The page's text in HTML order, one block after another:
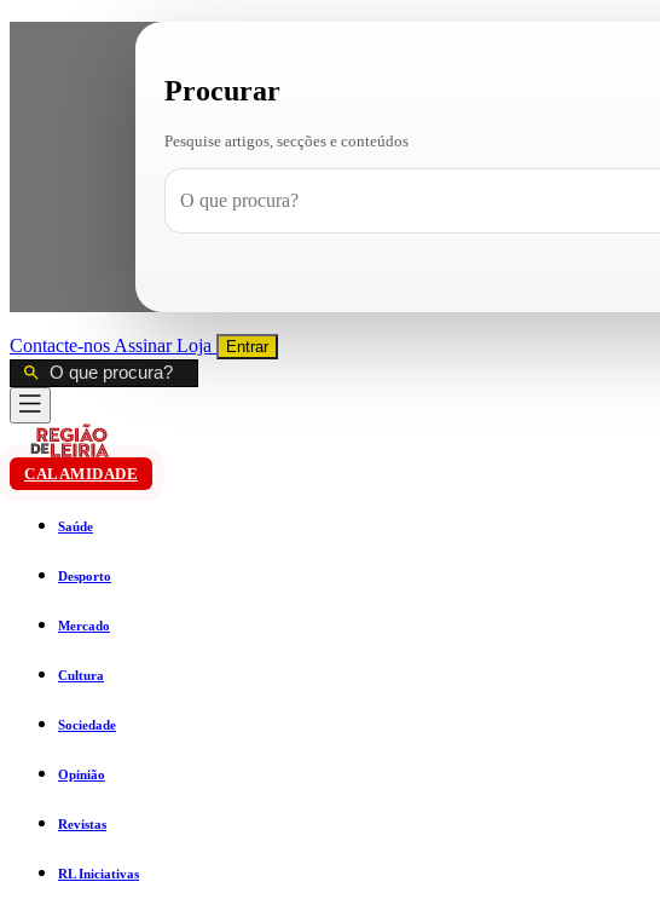
Procurar
Pesquise artigos, secções e conteúdos
Contacte-nos AssinarLoja Entrar
CALAMIDADE
Saúde
Desporto
Mercado
Cultura
Sociedade
Opinião
Revistas
RL Iniciativas